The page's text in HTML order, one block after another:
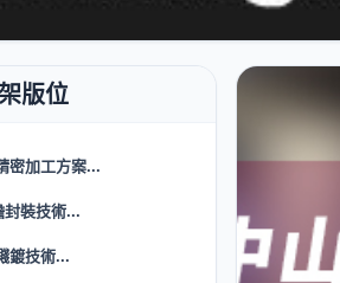
密加工方案...
封裝技術...
鍍技術...